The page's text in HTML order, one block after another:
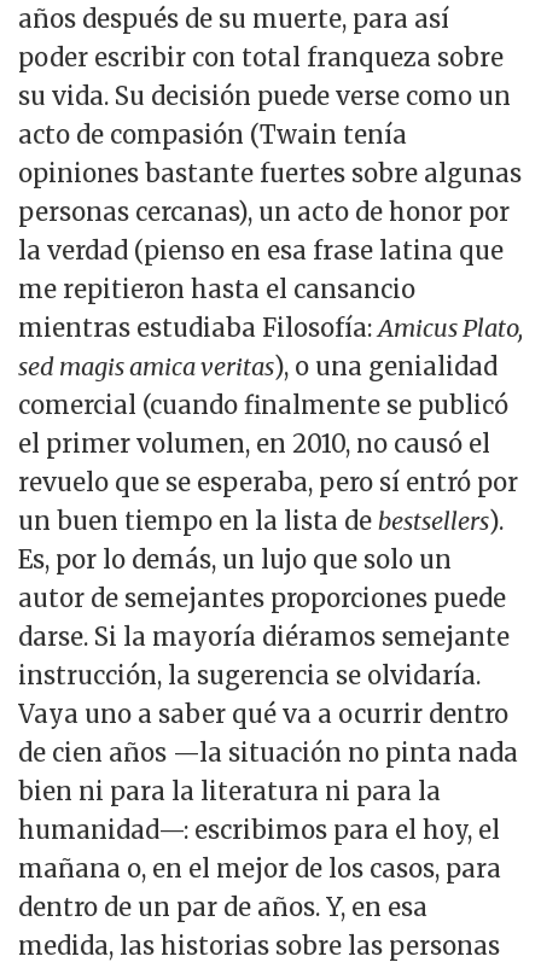
años después de su muerte, para así
poder escribir con total franqueza sobre
su vida. Su decisión puede verse como un
acto de compasión (Twain tenía
opiniones bastante fuertes sobre algunas
personas cercanas), un acto de honor por
la verdad (pienso en esa frase latina que
me repitieron hasta el cansancio
mientras estudiaba Filosofía:Amicus Plato,
sed magis amica veritas), o una genialidad
comercial (cuando finalmente se publicó
el primer volumen, en 2010, no causó el
revuelo que se esperaba, pero sí entró por
un buen tiempo en la lista de bestsellers).
Es, por lo demás, un lujo que solo un
autor de semejantes proporciones puede
darse. Si la mayoría diéramos semejante
instrucción, la sugerencia se olvidaría.
Vaya uno a saber qué va a ocurrir dentro
de cien años —la situación no pinta nada
bien ni para la literatura ni para la
humanidad—: escribimos para el hoy, el
mañana o, en el mejor de los casos, para
dentro de un par de años. Y, en esa
medida, las historias sobre las personas